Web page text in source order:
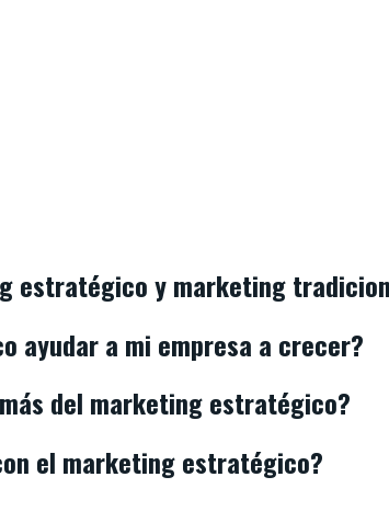
estratégico y marketing
ayudar a mi empresa a crecer?
del marketing estratégico?
el marketing estratégico?